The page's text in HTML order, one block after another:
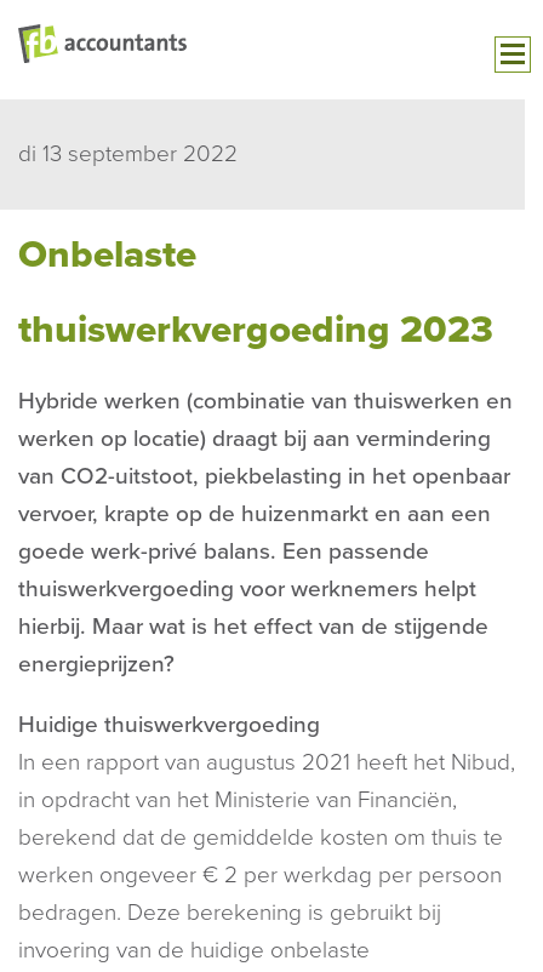
di 13 september 2022
Onbelaste
thuiswerkvergoeding 2023
Hybride werken (combinatie van thuiswerken en
werken op locatie) draagt bij aan vermindering
van CO2-uitstoot, piekbelasting in het openbaar
vervoer, krapte op de huizenmarkt en aan een
goede werk-privé balans. Een passende
thuiswerkvergoeding voor werknemers helpt
hierbij. Maar wat is het effect van de stijgende
energieprijzen?
Huidige thuiswerkvergoeding
In een rapport van augustus 2021 heeft het Nibud,
in opdracht van het Ministerie van Financiën,
berekend dat de gemiddelde kosten om thuis te
werken ongeveer € 2 per werkdag per persoon
bedragen. Deze berekening is gebruikt bij
invoering van de huidige onbelaste